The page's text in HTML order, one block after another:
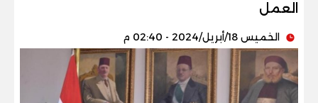
العمل
الخميس 18/أبريل/2024 - 02:40 م